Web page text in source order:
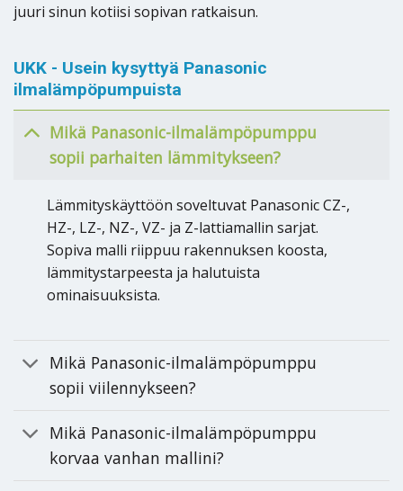
juuri sinun kotiisi sopivan ratkaisun.
UKK - Usein kysyttyä Panasonic
ilmalämpöpumpuista
Mikä Panasonic-ilmalämpöpumppu
sopii parhaiten lämmitykseen?
Lämmityskäyttöön soveltuvat Panasonic CZ-,
HZ-, LZ-, NZ-, VZ- ja Z-lattiamallin sarjat.
Sopiva malli riippuu rakennuksen koosta,
lämmitystarpeesta ja halutuista
ominaisuuksista.
Mikä Panasonic-ilmalämpöpumppu
sopii viilennykseen?
Mikä Panasonic-ilmalämpöpumppu
korvaa vanhan mallini?